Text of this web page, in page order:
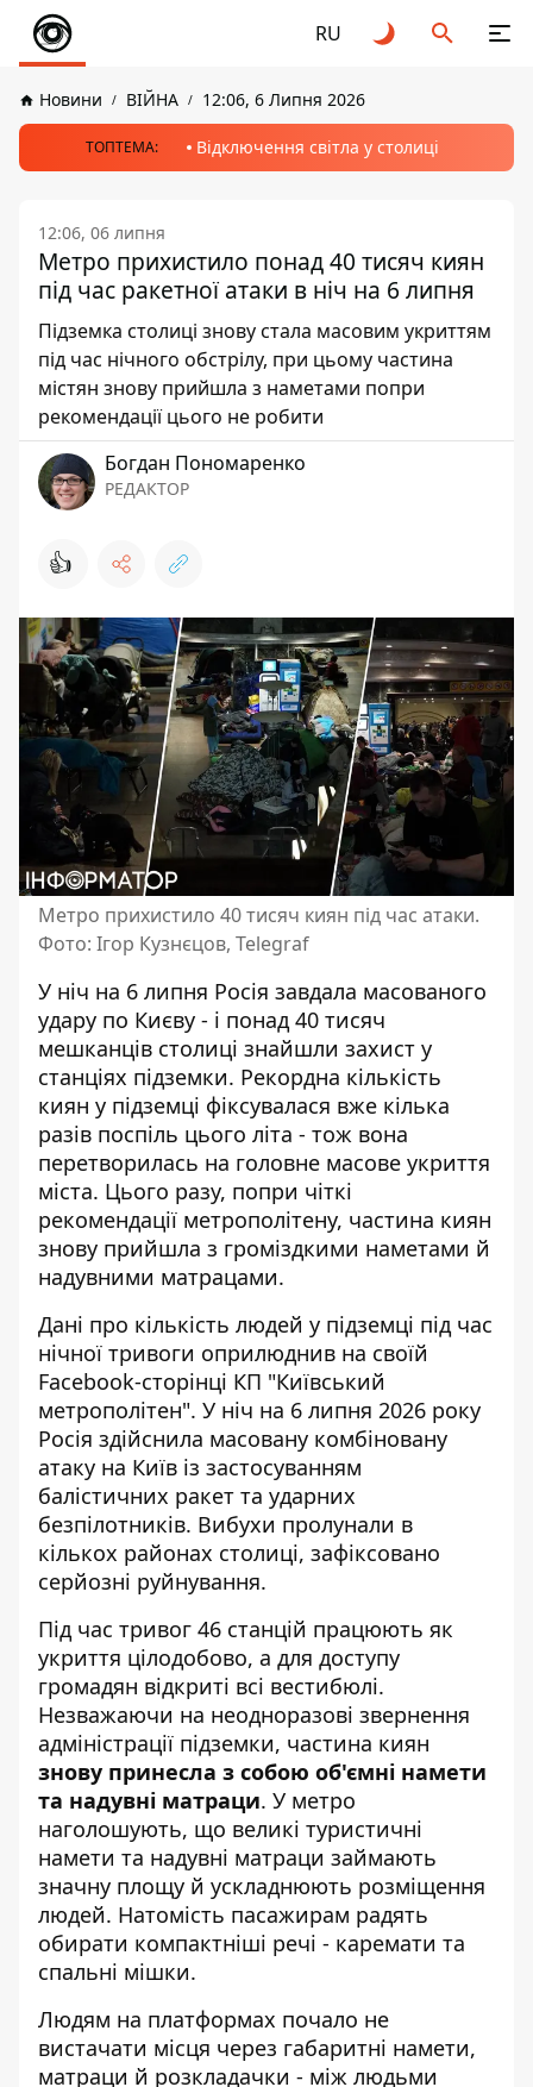
RU
Новини ВІЙНА 12:06, 6 Липня 2026
ТОПТЕМА: Відключення світла у столиці
12:06, 06 липня
Метро прихистило понад 40 тисяч киян
під час ракетної атаки в ніч на 6 липня
Підземка столиці знову стала масовим укриттям
під час нічного обстрілу, при цьому частина
містян знову прийшла з наметами попри
рекомендації цього не робити
Богдан Пономаренко
РЕДАКТОР
👍
Метро прихистило 40 тисяч киян під час атаки.
Фото: Ігор Кузнєцов, Telegraf
У ніч на 6 липня Росія завдала масованого
удару по Києву - і понад 40 тисяч
мешканців столиці знайшли захист у
станціях підземки. Рекордна кількість
киян у підземці фіксувалася вже кілька
разів поспіль цього літа - тож вона
перетворилась на головне масове укриття
міста. Цього разу, попри чіткі
рекомендації метрополітену, частина киян
знову прийшла з громіздкими наметами й
надувними матрацами.
Дані про кількість людей у підземці під час
нічної тривоги оприлюднив на своїй
Facebook-сторінці КП "Київський
метрополітен". У ніч на 6 липня 2026 року
Росія здійснила масовану комбіновану
атаку на Київ із застосуванням
балістичних ракет та ударних
безпілотників. Вибухи пролунали в
кількох районах столиці, зафіксовано
серйозні руйнування.
Під час тривог 46 станцій працюють як
укриття цілодобово, а для доступу
громадян відкриті всі вестибюлі.
Незважаючи на неодноразові звернення
адміністрації підземки, частина киян
знову принесла з собою об'ємні намети
та надувні матраци. У метро
наголошують, що великі туристичні
намети та надувні матраци займають
значну площу й ускладнюють розміщення
людей. Натомість пасажирам радять
обирати компактніші речі - каремати та
спальні мішки.
Людям на платформах почало не
вистачати місця через габаритні намети,
матраци й розкладачки - між людьми